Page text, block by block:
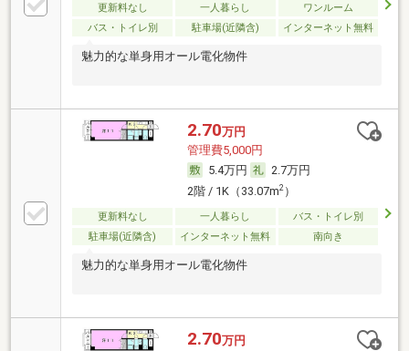
更新料なし 一人暮らし
ワンルーム
バス・トイレ別
駐車場(近隣含) インターネット無料
魅力的な単身用オール電化物件
2.70万円
管理費5,000円
5.4万円
2.7万円
2階 / 1K（33.07m2）
更新料なし 一人暮らし
バス・トイレ別
駐車場(近隣含)
インターネット無料 南向き
魅力的な単身用オール電化物件
2.70万円